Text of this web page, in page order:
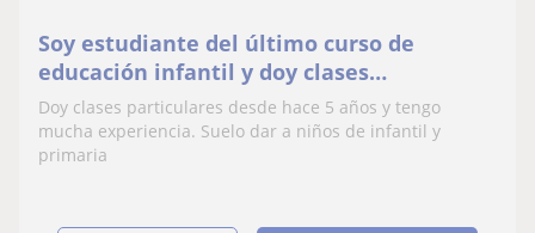
Soy estudiante del último curso de
educación infantil y doy clases
particulares de inglés y ayuda con los
deberes
Doy clases particulares desde hace 5 años y tengo
mucha experiencia. Suelo dar a niños de infantil y
primaria